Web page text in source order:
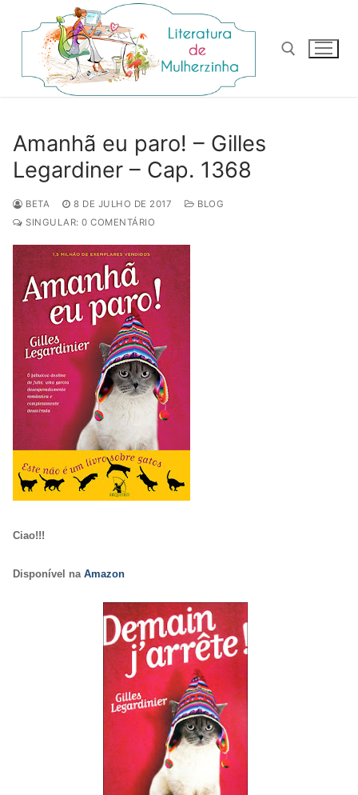
para
conteúdo
Amanhã eu paro! – Gilles
Legardiner – Cap. 1368
BETA 8 DE JULHO DE 2017
BLOG
SINGULAR: 0 COMENTÁRIO
Ciao!!!
Disponível na Amazon